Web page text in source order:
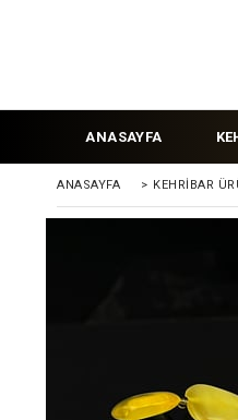
ANASAYFA
ANASAYFA > KEHRİBAR